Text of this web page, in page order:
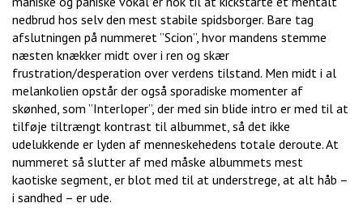
nedbrud hos selv den mest stabile spidsborger. Bare tag
afslutningen på nummeret ”Scion”, hvor mandens stemme
næsten knækker midt over i ren og skær
frustration/desperation over verdens tilstand. Men midt i al
melankolien opstår der også sporadiske momenter af
skønhed, som ”Interloper”, der med sin blide intro er med til at
tilføje tiltrængt kontrast til albummet, så det ikke
udelukkende er lyden af menneskehedens totale deroute. At
nummeret så slutter af med måske albummets mest
kaotiske segment, er blot med til at understrege, at alt håb –
i sandhed – er ude.